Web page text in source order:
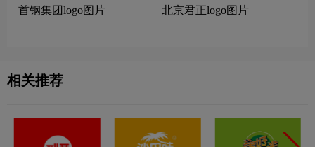
首钢集团logo图片 北京君正logo图片
相关推荐